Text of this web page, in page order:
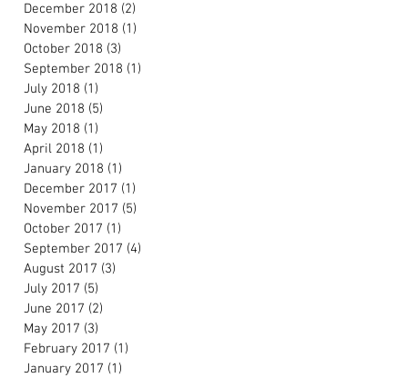
December 2018 (2)
November 2018 (1)
October 2018 (3)
September 2018 (1)
July 2018 (1)
June 2018 (5)
May 2018 (1)
April 2018 (1)
January 2018 (1)
December 2017 (1)
November 2017 (5)
October 2017 (1)
September 2017 (4)
August 2017 (3)
July 2017 (5)
June 2017 (2)
May 2017 (3)
February 2017 (1)
January 2017 (1)